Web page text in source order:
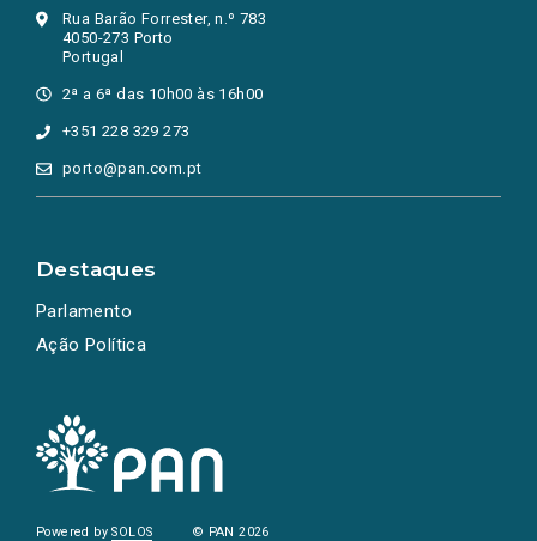
Rua Barão Forrester, n.º 783
4050-273 Porto
Portugal
2ª a 6ª das 10h00 às 16h00
+351 228 329 273
porto@pan.com.pt
Destaques
Parlamento
Ação Política
Powered bySOLOS © PAN 2026